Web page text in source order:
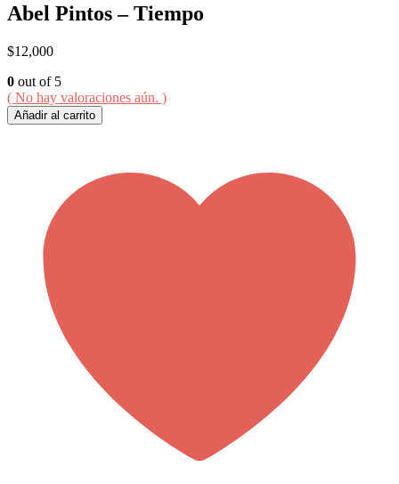
Abel Pintos – Tiempo
$12,000
0 out of 5
( No hay valoraciones aún. )
Añadir al carrito